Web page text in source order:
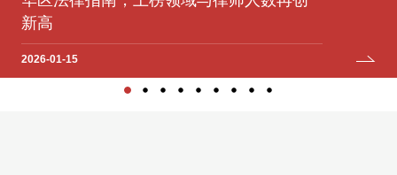
新高
2026-01-15
2025-12-12
2025-07-06
2024-12-05
2024-09-11
2023-10-09